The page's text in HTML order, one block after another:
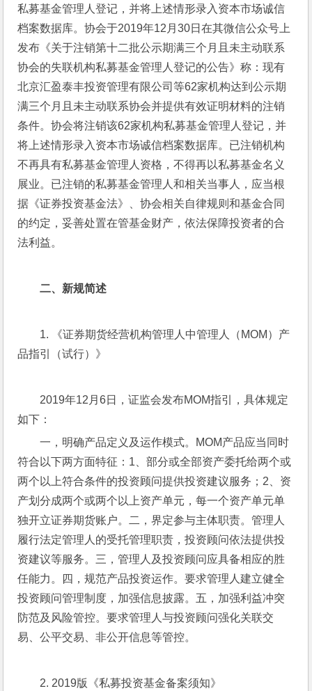
私募基金管理人登记，并将上述情形录入资本市场诚信
档案数据库。协会于2019年12月30日在其微信公众号上
发布《关于注销第十二批公示期满三个月且未主动联系
协会的失联机构私募基金管理人登记的公告》称：现有
北京汇盈泰丰投资管理有限公司等62家机构达到公示期
满三个月且未主动联系协会并提供有效证明材料的注销
条件。协会将注销该62家机构私募基金管理人登记，并
将上述情形录入资本市场诚信档案数据库。已注销机构
不再具有私募基金管理人资格，不得再以私募基金名义
展业。已注销的私募基金管理人和相关当事人，应当根
据《证券投资基金法》、协会相关自律规则和基金合同
的约定，妥善处置在管基金财产，依法保障投资者的合
法利益。
二、 新规简述
1. 《证券期货经营机构管理人中管理人（MOM）产
品指引（试行）》
2019年12月6日，证监会发布MOM指引，具体规定
如下：
一，明确产品定义及运作模式。MOM产品应当同时
符合以下两方面特征：1、部分或全部资产委托给两个或
两个以上符合条件的投资顾问提供投资建议服务；2、资
产划分成两个或两个以上资产单元，每一个资产单元单
独开立证券期货账户。二，界定参与主体职责。管理人
履行法定管理人的受托管理职责，投资顾问依法提供投
资建议等服务。三，管理人及投资顾问应具备相应的胜
任能力。四，规范产品投资运作。要求管理人建立健全
投资顾问管理制度，加强信息披露。五，加强利益冲突
防范及风险管控。要求管理人与投资顾问强化关联交
易、公平交易、非公开信息等管控。
2. 2019版《私募投资基金备案须知》